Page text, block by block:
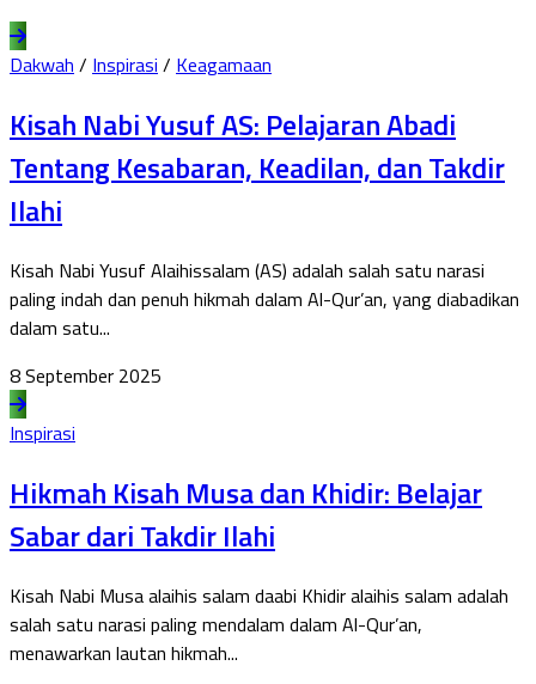
Dakwah / Inspirasi / Keagamaan
Kisah Nabi Yusuf AS: Pelajaran Abadi
Tentang Kesabaran, Keadilan, dan Takdir
Ilahi
Kisah Nabi Yusuf Alaihissalam (AS) adalah salah satu narasi
paling indah dan penuh hikmah dalam Al-Qur’an, yang diabadikan
dalam satu...
8 September 2025
Inspirasi
Hikmah Kisah Musa dan Khidir: Belajar
Sabar dari Takdir Ilahi
Kisah Nabi Musa alaihis salam daabi Khidir alaihis salam adalah
salah satu narasi paling mendalam dalam Al-Qur’an,
menawarkan lautan hikmah...